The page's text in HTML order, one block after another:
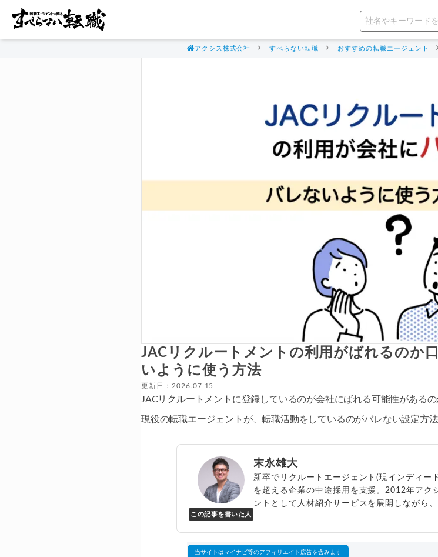
アクシス株式会社 すべらない転職 おすすめの転職エージェント
JACリクルートメントの利用がばれるのか
いように使う方法
更新日：2026.07.15
JACリクルートメントに登録しているのが会社にばれる可能性がある
現役の転職エージェントが、転職活動をしているのがバレない設定方
この記事を書いた人
末永雄大
新卒でリクルートエージェント(現インディー
を超える企業の中途採用を支援。2012年アク
ントとして人材紹介サービスを展開しながら
当サイトはマイナビ等のアフィリエイト広告を含みます